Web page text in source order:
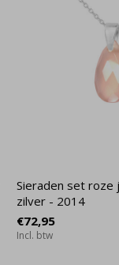
Sieraden set roze
zilver - 2014
€72,95
Incl. btw